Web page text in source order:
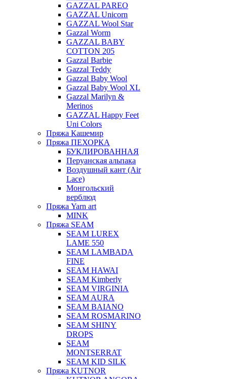
GAZZAL PAREO
GAZZAL Unicorn
GAZZAL Wool Star
Gazzal Worm
GAZZAL BABY
COTTON 205
Gazzal Barbie
Gazzal Teddy
Gazzal Baby Wool
Gazzal Baby Wool XL
Gazzal Marilyn &
Merinos
GAZZAL Happy Feet
Uni Colors
Пряжа Кашемир
Пряжа ПЕХОРКА
БУКЛИРОВАННАЯ
Перуанская альпака
Воздушный кант (Air
Lace)
Монгольский
верблюд
Пряжа Yarn art
MINK
Пряжа SEAM
SEAM LUREX
LAME 550
SEAM LAMBADA
FINE
SEAM HAWAI
SEAM Kimberly
SEAM VIRGINIA
SEAM AURA
SEAM BAIANO
SEAM ROSMARINO
SEAM SHINY
DROPS
SEAM
MONTSERRAT
SEAM KID SILK
Пряжа KUTNOR